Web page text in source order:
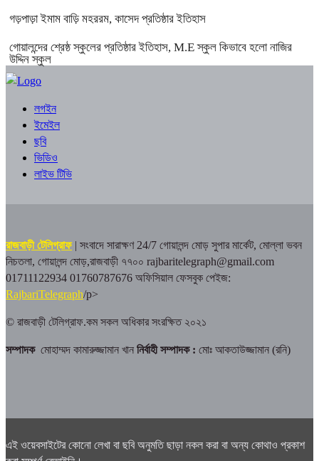
গড়পাড়া ইমাম বাড়ি মহররম, কাসেদ প্রতিষ্ঠার ইতিহাস
গোয়ালন্দের শ্রেষ্ঠ স্কুলের প্রতিষ্ঠার ইতিহাস, M.E স্কুল কিভাবে হলো নাজির
উদ্দিন স্কুল
লগইন
ইমেইল
ছবি
ভিডিও
লাইভ টিভি
রাজবাড়ী টেলিগ্রাফ | সংবাদে সারাক্ষণ 24/7 গোয়ালন্দ মোড় সুপার মার্কেট, মোল্লা ভবন
নিচতলা, গোয়ালন্দ মোড়,রাজবাড়ী ৭৭০০ rajbaritelegraph@gmail.com
01711122934 01760787676 অফিসিয়াল ফেসবুক পেইজ:
RajbariTelegraph/p>
© রাজবাড়ী টেলিগ্রাফ.কম সকল অধিকার সংরক্ষিত ২০২১
সম্পাদক মোহাম্মদ কামারুজ্জামান খান নির্বাহী সম্পাদক : মোঃ আকতাউজ্জামান (রনি)
এই ওয়েবসাইটের কোনো লেখা বা ছবি অনুমতি ছাড়া নকল করা বা অন্য কোথাও প্রকাশ